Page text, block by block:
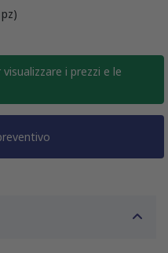
visualizzare i prezzi e le